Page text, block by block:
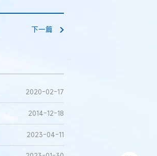
下一篇
2020-02-17
2014-12-18
2023-04-11